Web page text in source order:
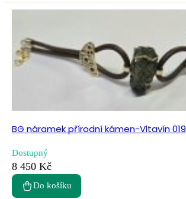
BG náramek přírodní kámen-Vltavín 019
Dostupný
8 450 Kč
Do košíku